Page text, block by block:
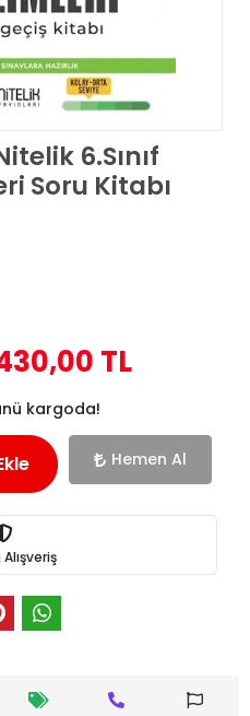
6.Sınıf
Soru Kitabı
TL
kargoda!
Hemen Al